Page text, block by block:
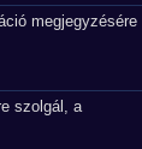
megjegyzésére
szolgál, a